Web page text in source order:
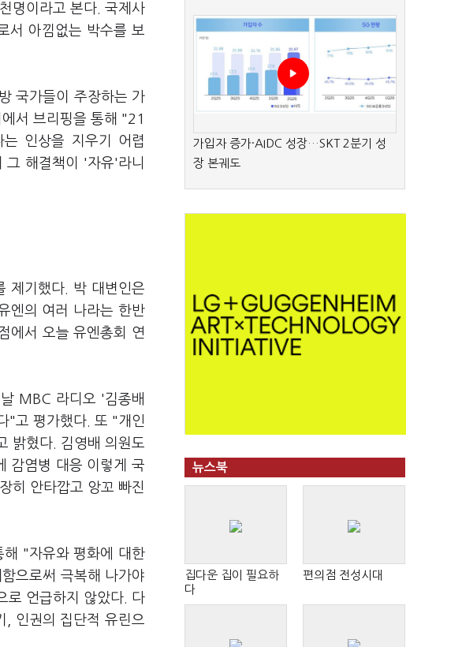
명이라고 본다. 국제사
서 아낌없는 박수를 보
국가들이 주장하는 가
서 브리핑을 통해 "21
인상을 지우기 어렵
해결책이 '자유'라니
제기했다. 박 대변인은
엔의 여러 나라는 한반
에서 오늘 유엔총회 연
MBC 라디오 '김종배
"고 평가했다. 또 "개인
밝혔다. 김영배 의원도
감염병 대응 이렇게 국
히 안타깝고 앙꼬 빠진
"자유와 평화에 대한
으로써 극복해 나가야
로 언급하지 않았다. 다
, 인권의 집단적 유린으
가입자 증가·AIDC 성장…SKT 2분기 성
장 본궤도
뉴스북
집다운 집이 필요하
다
편의점 전성시대